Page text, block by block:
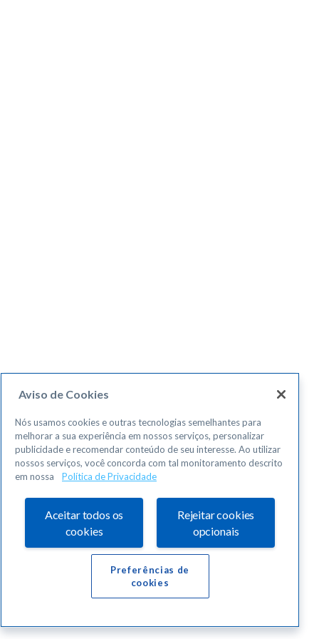
Aviso de Cookies
Nós usamos cookies e outras tecnologias semelhantes para
melhorar a sua experiência em nossos serviços, personalizar
publicidade e recomendar conteúdo de seu interesse. Ao utilizar
nossos serviços, você concorda com tal monitoramento descrito
em nossa
Política de Privacidade
Aceitar todos os
cookies
Rejeitar cookies
opcionais
Preferências de
cookies